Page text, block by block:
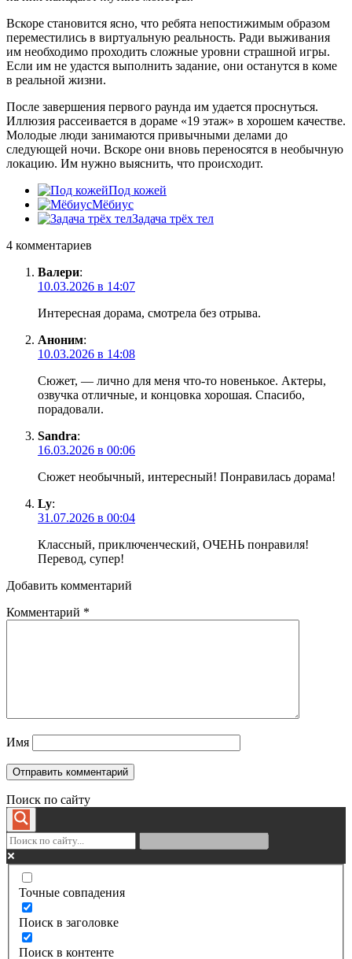
Вскоре становится ясно, что ребята непостижимым образом
переместились в виртуальную реальность. Ради выживания
им необходимо проходить сложные уровни страшной игры.
Если им не удастся выполнить задание, они останутся в коме
в реальной жизни.
После завершения первого раунда им удается проснуться.
Иллюзия рассеивается в дораме «19 этаж» в хорошем качестве.
Молодые люди занимаются привычными делами до
следующей ночи. Вскоре они вновь переносятся в необычную
локацию. Им нужно выяснить, что происходит.
Под кожей
Мёбиус
Задача трёх тел
4 комментариев
Валери:
10.03.2026 в 14:07
Интересная дорама, смотрела без отрыва.
Аноним:
10.03.2026 в 14:08
Сюжет, — лично для меня что-то новенькое. Актеры,
озвучка отличные, и концовка хорошая. Спасибо,
порадовали.
Sandra:
16.03.2026 в 00:06
Сюжет необычный, интересный! Понравилась дорама!
Ly:
31.07.2026 в 00:04
Классный, приключенческий, ОЧЕНЬ понравиля!
Перевод, супер!
Добавить комментарий
Комментарий *
Имя
Поиск по сайту
Точные совпадения
Поиск в заголовке
Поиск в контенте